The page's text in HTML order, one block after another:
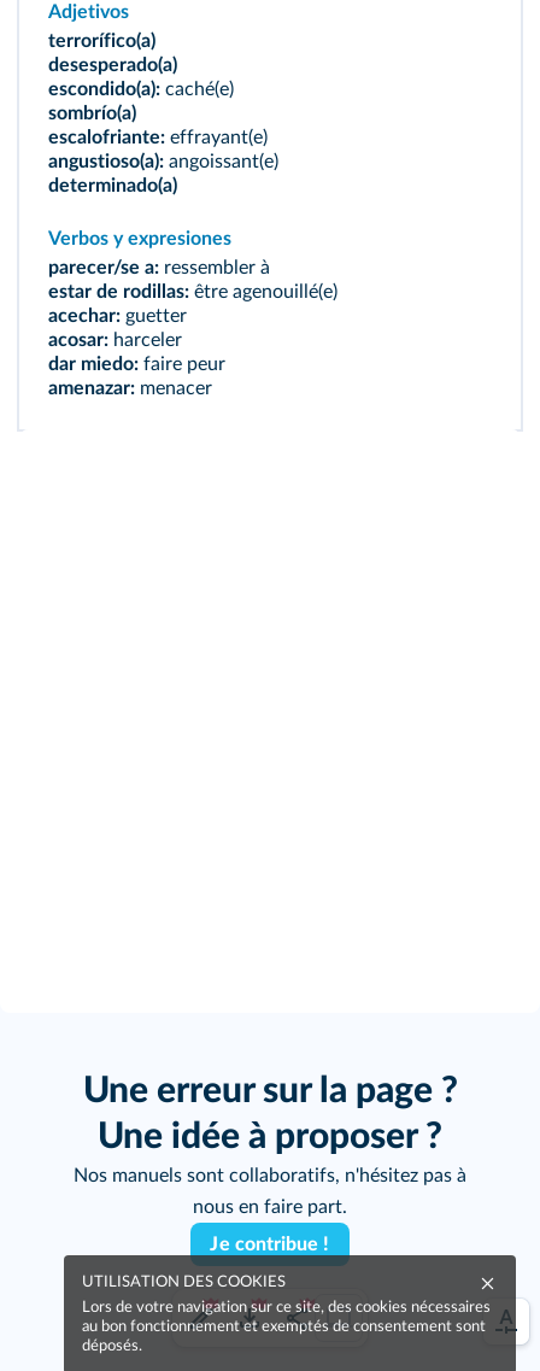
Adjetivos
terrorífico(a)
desesperado(a)
escondido(a): caché(e)
sombrío(a)
escalofriante: effrayant(e)
angustioso(a): angoissant(e)
determinado(a)
Verbos y expresiones
parecer/se a: ressembler à
estar de rodillas: être agenouillé(e)
acechar: guetter
acosar: harceler
dar miedo: faire peur
amenazar: menacer
Une erreur sur la page ?
Une idée à proposer ?
Nos manuels sont collaboratifs, n'hésitez pas à
nous en faire part.
Je contribue !
UTILISATION DES COOKIES
Lors de votre navigation sur ce site, des cookies nécessaires
au bon fonctionnement et exemptés de consentement sont
déposés.